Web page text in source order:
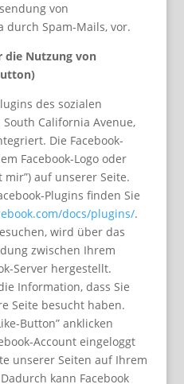
von
durch Spam-Mails, vor.
die Nutzung von
des sozialen
South California Avenue,
Die Facebook-
Facebook-Logo oder
mir”) auf unserer Seite.
Plugins finden Sie
docs/plugins/.
wird über das
zwischen Ihrem
Server hergestellt.
Information, dass Sie
Seite besucht haben.
Button” anklicken
Account eingeloggt
unserer Seiten auf Ihrem
kann Facebook